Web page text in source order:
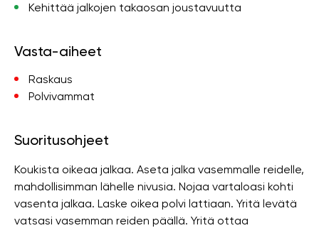
Kehittää jalkojen takaosan joustavuutta
Vasta-aiheet
Raskaus
Polvivammat
Suoritusohjeet
Koukista oikeaa jalkaa. Aseta jalka vasemmalle reidelle,
mahdollisimman lähelle nivusia. Nojaa vartaloasi kohti
vasenta jalkaa. Laske oikea polvi lattiaan. Yritä levätä
vatsasi vasemman reiden päällä. Yritä ottaa